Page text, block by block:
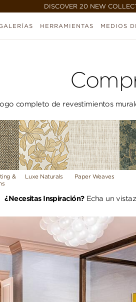
DISCOVER 20 NEW
HERRAMIENTAS MEDIOS
completo de revestimientos
&
Luxe Naturals Paper Weaves
¿Necesitas Inspiración?Echa un